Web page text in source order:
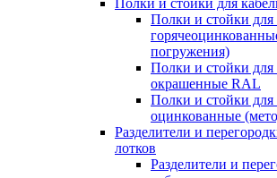
Полки и стойки для
Полки и стойки для
погружения)
Полки и стойки для
окрашенные RAL
Полки и стойки для
оцинкованные
Разделители и
лотков
Разделители и